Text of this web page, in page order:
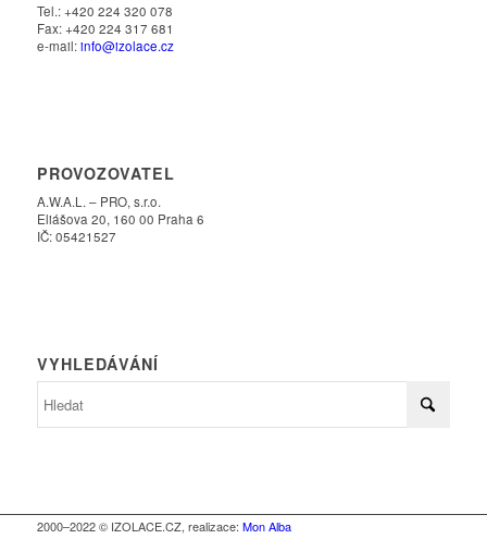
Tel.: +420 224 320 078
Fax: +420 224 317 681
e-mail:info@izolace.cz
PROVOZOVATEL
A.W.A.L. – PRO, s.r.o.
Eliášova 20, 160 00 Praha 6
IČ: 05421527
VYHLEDÁVÁNÍ
2000–2022 © IZOLACE.CZ, realizace: Mon Alba